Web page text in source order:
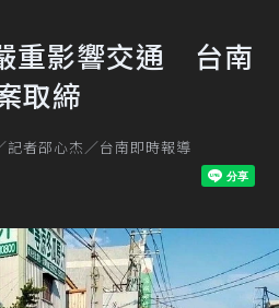
重影響交通 台南
取締
記者邵心杰／台南即時報導